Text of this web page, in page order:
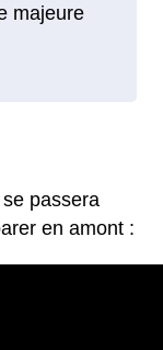
passera
en amont :